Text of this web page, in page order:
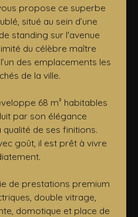
propose ce superbe
situé au sein d’une
standing sur l'avenue
du célèbre maître
des emplacements les
de la ville.
68 m² habitables
par son élégance
de ses finitions.
goût, il est prêt à vivre
de prestations premium
double vitrage,
domotique et place de